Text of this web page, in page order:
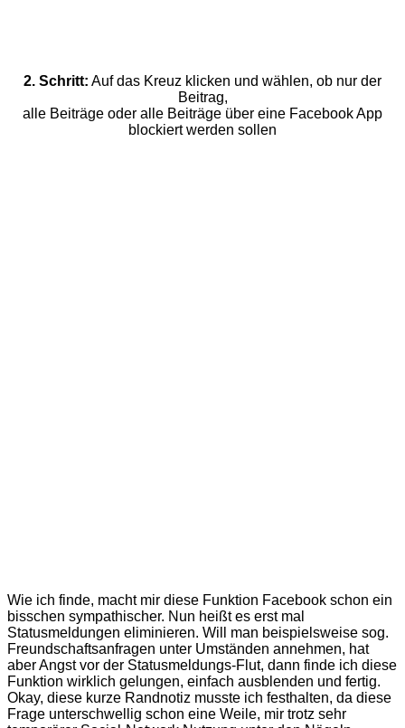
2. Schritt: Auf das Kreuz klicken und wählen, ob nur der
Beitrag,
alle Beiträge oder alle Beiträge über eine Facebook App
blockiert werden sollen
Wie ich finde, macht mir diese Funktion Facebook schon ein
bisschen sympathischer. Nun heißt es erst mal
Statusmeldungen eliminieren. Will man beispielsweise sog.
Freundschaftsanfragen unter Umständen annehmen, hat
aber Angst vor der Statusmeldungs-Flut, dann finde ich diese
Funktion wirklich gelungen, einfach ausblenden und fertig.
Okay, diese kurze Randnotiz musste ich festhalten, da diese
Frage unterschwellig schon eine Weile, mir trotz sehr